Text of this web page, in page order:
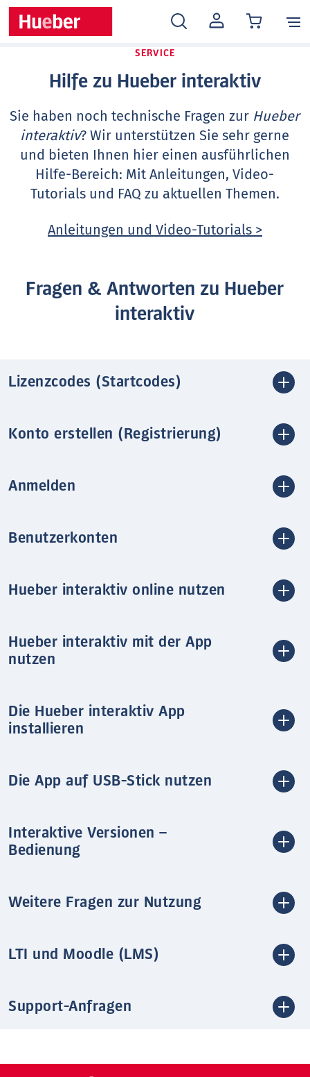
MEIN
KONTO
SERVICE
Hilfe zu Hueber interaktiv
Sie haben noch technische Fragen zur Hueber
interaktiv? Wir unterstützen Sie sehr gerne
und bieten Ihnen hier einen ausführlichen
Hilfe-Bereich: Mit Anleitungen, Video-
Tutorials und FAQ zu aktuellen Themen.
Anleitungen und Video-Tutorials >
Fragen & Antworten zu Hueber
interaktiv
Lizenzcodes (Startcodes)
Konto erstellen (Registrierung)
Anmelden
Benutzerkonten
Hueber interaktiv online nutzen
Hueber interaktiv mit der App
nutzen
Die Hueber interaktiv App
installieren
Die App auf USB-Stick nutzen
Interaktive Versionen –
Bedienung
Weitere Fragen zur Nutzung
LTI und Moodle (LMS)
Support-Anfragen